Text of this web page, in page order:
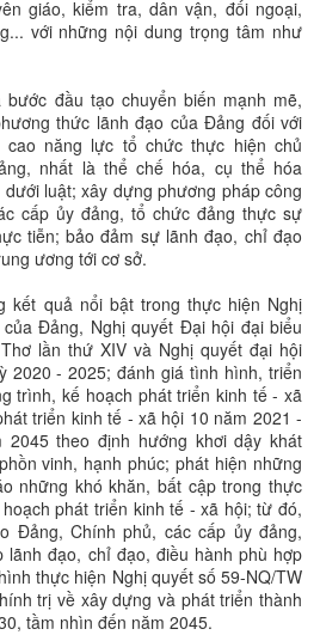
giáo, kiểm tra, dân vận, đối ngoại,
với những nội dung trọng tâm như
đầu tạo chuyển biến mạnh mẽ,
thức lãnh đạo của Đảng đối với
năng lực tổ chức thực hiện chủ
nhất là thể chế hóa, cụ thể hóa
luật; xây dựng phương pháp công
cấp ủy đảng, tổ chức đảng thực sự
tiễn; bảo đảm sự lãnh đạo, chỉ đạo
ương tới cơ sở.
kết quả nổi bật trong thực hiện Nghị
Đảng, Nghị quyết Đại hội đại biểu
lần thứ XIV và Nghị quyết đại hội
2020 - 2025; đánh giá tình hình, triển
trình, kế hoạch phát triển kinh tế - xã
triển kinh tế - xã hội 10 năm 2021 -
theo định hướng khơi dậy khát
vinh, hạnh phúc; phát hiện những
những khó khăn, bất cập trong thực
phát triển kinh tế - xã hội; từ đó,
Đảng, Chính phủ, các cấp ủy đảng,
lãnh đạo, chỉ đạo, điều hành phù hợp
thực hiện Nghị quyết số 59-NQ/TW
trị về xây dựng và phát triển thành
tầm nhìn đến năm 2045.